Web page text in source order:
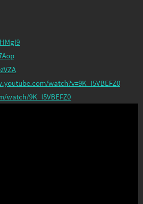
watch?v=9K_I5VBEFZ0
watch/9K_I5VBEFZ0